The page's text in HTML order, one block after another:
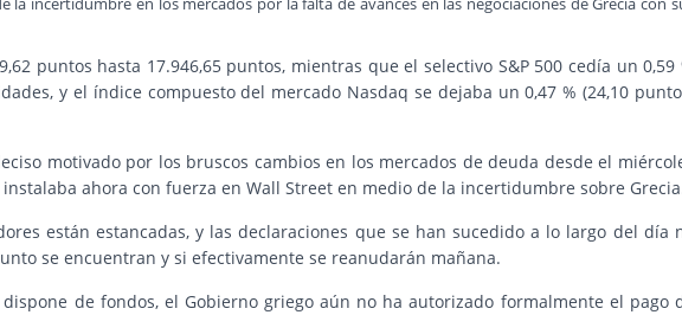
puntos hasta 17.946,65 puntos, mientras que el selectivo S&P 500 cedía un 0,59
y el índice compuesto del mercado Nasdaq se dejaba un 0,47 % (24,10
motivado por los bruscos cambios en los mercados de deuda desde el
ahora con fuerza en Wall Street en medio de la incertidumbre sobre
están estancadas, y las declaraciones que se han sucedido a lo largo del día
se encuentran y si efectivamente se reanudarán mañana.
de fondos, el Gobierno griego aún no ha autorizado formalmente el pago